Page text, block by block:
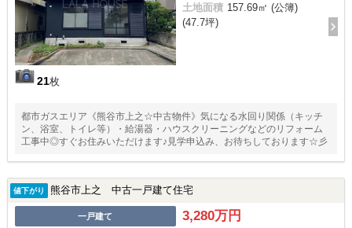
21枚
土地面積 157.69㎡ (公簿)
(47.7坪)
都市ガスエリア《熊谷市上之☆中古物件》気になる水回り関係（キッチ
ン、浴室、トイレ等）・給湯器・ハウスクリーニングなどのリフォーム
工事中◎すぐお住みいただけます♪見学申込み、お待ちしております☆彡
値下がり 熊谷市上之 中古一戸建て住宅
一戸建て 3,280万円